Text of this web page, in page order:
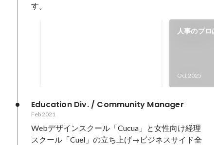
す。
人事のプロ
Oct 2025
Education Div. / Community Manager
Feb 2021
Webデザインスクール「Cucua」と女性向け経理
スクール「Cuel」の立ち上げ→ビジネスサイド全